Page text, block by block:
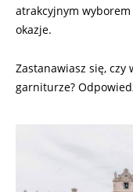
atrakcyjnym
okazje.
Zastanawiasz się, czy
garniturze?